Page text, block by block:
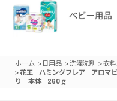
ホーム > 日用品 >洗濯洗剤 >衣
>花王 ハミングフレア アロマビ
り 本体 260ｇ